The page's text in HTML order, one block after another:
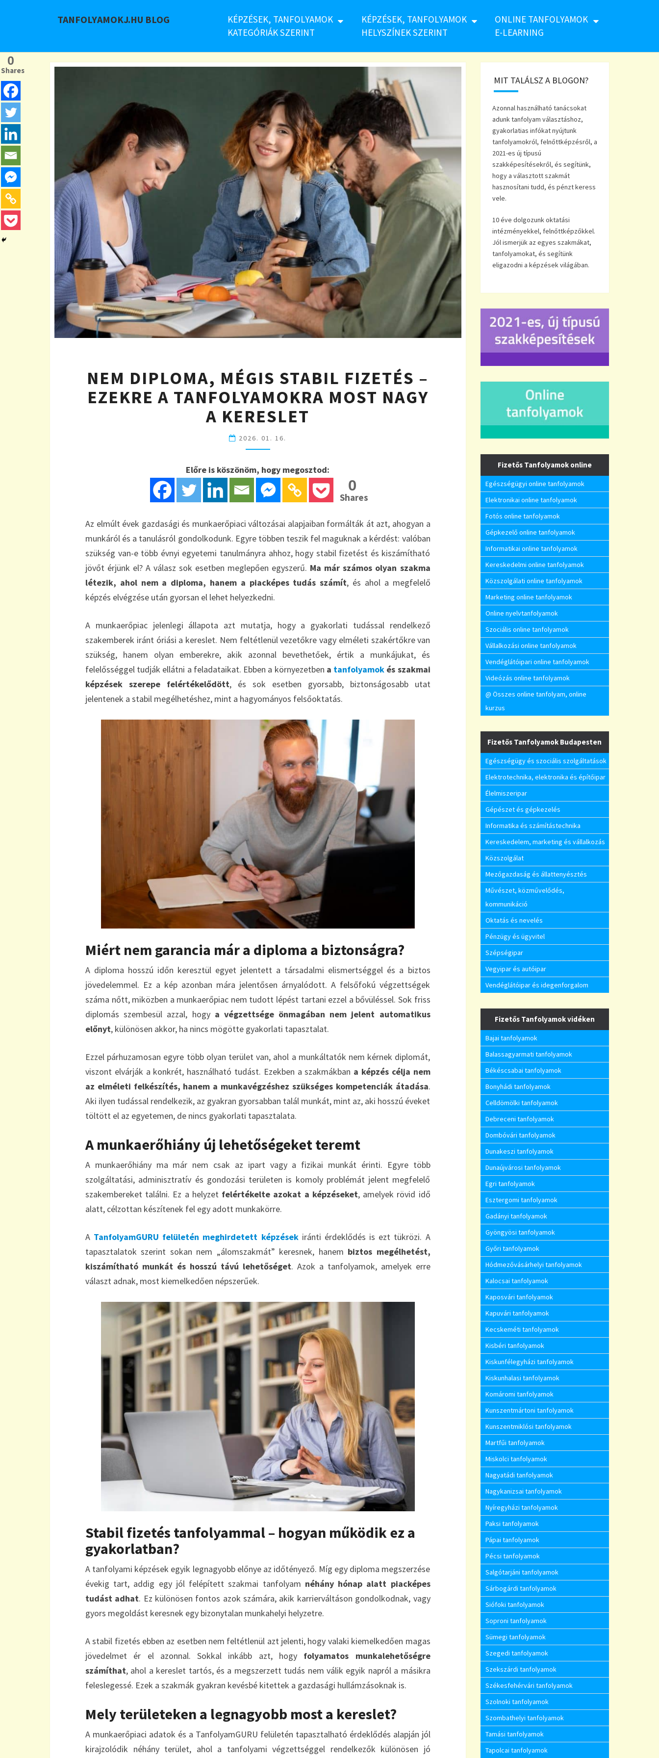
TANFOLYAMOKJ.HU BLOG
KÉPZÉSEK, TANFOLYAMOK
KATEGÓRIÁK SZERINT
KÉPZÉSEK, TANFOLYAMOK
HELYSZÍNEK SZERINT
ONLINE TANFOLYAMOK
E-LEARNING
DIPLOMA,
STABIL
FIZETÉS
–
EZEKRE
A
MOST
NAGY
NEM DIPLOMA, MÉGIS STABIL FIZETÉS –
EZEKRE A TANFOLYAMOKRA MOST NAGY
A KERESLET
2026. 01. 16.
Előre is köszönöm, hogy megosztod:
0
Shares
Az elmúlt évek gazdasági és munkaerőpiaci változásai alapjaiban formálták át azt, ahogyan a
munkáról és a tanulásról gondolkodunk. Egyre többen teszik fel maguknak a kérdést: valóban
szükség van-e több évnyi egyetemi tanulmányra ahhoz, hogy stabil fizetést és kiszámítható
jövőt érjünk el? A válasz sok esetben meglepően egyszerű. Ma már számos olyan szakma
létezik, ahol nem a diploma, hanem a piacképes tudás számít, és ahol a megfelelő
képzés elvégzése után gyorsan el lehet helyezkedni.
A munkaerőpiac jelenlegi állapota azt mutatja, hogy a gyakorlati tudással rendelkező
szakemberek iránt óriási a kereslet. Nem feltétlenül vezetőkre vagy elméleti szakértőkre van
szükség, hanem olyan emberekre, akik azonnal bevethetőek, értik a munkájukat, és
felelősséggel tudják ellátni a feladataikat. Ebben a környezetben a tanfolyamok és szakmai
képzések szerepe felértékelődött, és sok esetben gyorsabb, biztonságosabb utat
jelentenek a stabil megélhetéshez, mint a hagyományos felsőoktatás.
Miért nem garancia már a diploma a biztonságra?
A diploma hosszú időn keresztül egyet jelentett a társadalmi elismertséggel és a biztos
jövedelemmel. Ez a kép azonban mára jelentősen árnyalódott. A felsőfokú végzettségek
száma nőtt, miközben a munkaerőpiac nem tudott lépést tartani ezzel a bővüléssel. Sok friss
diplomás szembesül azzal, hogy a végzettsége önmagában nem jelent automatikus
előnyt, különösen akkor, ha nincs mögötte gyakorlati tapasztalat.
Ezzel párhuzamosan egyre több olyan terület van, ahol a munkáltatók nem kérnek diplomát,
viszont elvárják a konkrét, használható tudást. Ezekben a szakmákban a képzés célja nem
az elméleti felkészítés, hanem a munkavégzéshez szükséges kompetenciák átadása.
Aki ilyen tudással rendelkezik, az gyakran gyorsabban talál munkát, mint az, aki hosszú éveket
töltött el az egyetemen, de nincs gyakorlati tapasztalata.
A munkaerőhiány új lehetőségeket teremt
A munkaerőhiány ma már nem csak az ipart vagy a fizikai munkát érinti. Egyre több
szolgáltatási, adminisztratív és gondozási területen is komoly problémát jelent megfelelő
szakembereket találni. Ez a helyzet felértékelte azokat a képzéseket, amelyek rövid idő
alatt, célzottan készítenek fel egy adott munkakörre.
A TanfolyamGURU felületén meghirdetett képzésekiránti érdeklődés is ezt tükrözi. A
tapasztalatok szerint sokan nem „álomszakmát” keresnek, hanem biztos megélhetést,
kiszámítható munkát és hosszú távú lehetőséget. Azok a tanfolyamok, amelyek erre
választ adnak, most kiemelkedően népszerűek.
Stabil fizetés tanfolyammal – hogyan működik ez a
gyakorlatban?
A tanfolyami képzések egyik legnagyobb előnye az időtényező. Míg egy diploma megszerzése
évekig tart, addig egy jól felépített szakmai tanfolyam néhány hónap alatt piacképes
tudást adhat. Ez különösen fontos azok számára, akik karrierváltáson gondolkodnak, vagy
gyors megoldást keresnek egy bizonytalan munkahelyi helyzetre.
A stabil fizetés ebben az esetben nem feltétlenül azt jelenti, hogy valaki kiemelkedően magas
jövedelmet ér el azonnal. Sokkal inkább azt, hogy folyamatos munkalehetőségre
számíthat, ahol a kereslet tartós, és a megszerzett tudás nem válik egyik napról a másikra
feleslegessé. Ezek a szakmák gyakran kevésbé kitettek a gazdasági hullámzásoknak is.
Mely területeken a legnagyobb most a kereslet?
A munkaerőpiaci adatok és a TanfolyamGURU felületén tapasztalható érdeklődés alapján jól
kirajzolódik néhány terület, ahol a tanfolyami végzettséggel rendelkezők különösen jó
0
Shares
MIT TALÁLSZ A BLOGON?
Azonnal használható tanácsokat
adunk tanfolyam választáshoz,
gyakorlatias infókat nyújtunk
tanfolyamokról, felnőttképzésről, a
2021-es új típusú
szakképesítésekről, és segítünk,
hogy a választott szakmát
hasznosítani tudd, és pénzt keress
vele.
10 éve dolgozunk oktatási
intézményekkel, felnőttképzőkkel.
Jól ismerjük az egyes szakmákat,
tanfolyamokat, és segítünk
eligazodni a képzések világában.
Fizetős Tanfolyamok online
Egészségügyi online tanfolyamok
Elektronikai online tanfolyamok
Fotós online tanfolyamok
Gépkezelő online tanfolyamok
Informatikai online tanfolyamok
Kereskedelmi online tanfolyamok
Közszolgálati online tanfolyamok
Marketing online tanfolyamok
Online nyelvtanfolyamok
Szociális online tanfolyamok
Vállalkozási online tanfolyamok
Vendéglátóipari online tanfolyamok
Videózás online tanfolyamok
@ Összes online tanfolyam, online
kurzus
Fizetős Tanfolyamok Budapesten
Egészségügy és szociális szolgáltatások
Elektrotechnika, elektronika és építőipar
Élelmiszeripar
Gépészet és gépkezelés
Informatika és számítástechnika
Kereskedelem, marketing és vállalkozás
Közszolgálat
Mezőgazdaság és állattenyésztés
Művészet, közművelődés,
kommunikáció
Oktatás és nevelés
Pénzügy és ügyvitel
Szépségipar
Vegyipar és autóipar
Vendéglátóipar és idegenforgalom
Fizetős Tanfolyamok vidéken
Bajai tanfolyamok
Balassagyarmati tanfolyamok
Békéscsabai tanfolyamok
Bonyhádi tanfolyamok
Celldömölki tanfolyamok
Debreceni tanfolyamok
Dombóvári tanfolyamok
Dunakeszi tanfolyamok
Dunaújvárosi tanfolyamok
Egri tanfolyamok
Esztergomi tanfolyamok
Gadányi tanfolyamok
Gyöngyösi tanfolyamok
Győri tanfolyamok
Hódmezővásárhelyi tanfolyamok
Kalocsai tanfolyamok
Kaposvári tanfolyamok
Kapuvári tanfolyamok
Kecskeméti tanfolyamok
Kisbéri tanfolyamok
Kiskunfélegyházi tanfolyamok
Kiskunhalasi tanfolyamok
Komáromi tanfolyamok
Kunszentmártoni tanfolyamok
Kunszentmiklósi tanfolyamok
Martfűi tanfolyamok
Miskolci tanfolyamok
Nagyatádi tanfolyamok
Nagykanizsai tanfolyamok
Nyíregyházi tanfolyamok
Paksi tanfolyamok
Pápai tanfolyamok
Pécsi tanfolyamok
Salgótarjáni tanfolyamok
Sárbogárdi tanfolyamok
Siófoki tanfolyamok
Soproni tanfolyamok
Sümegi tanfolyamok
Szegedi tanfolyamok
Szekszárdi tanfolyamok
Székesfehérvári tanfolyamok
Szolnoki tanfolyamok
Szombathelyi tanfolyamok
Tamási tanfolyamok
Tapolcai tanfolyamok